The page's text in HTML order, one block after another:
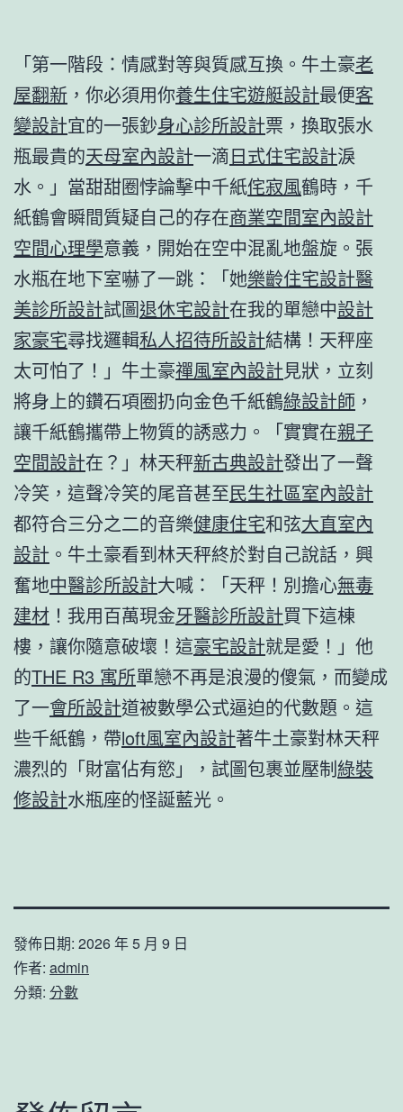
「第一階段：情感對等與質感互換。牛土豪老
屋翻新 ，你必須用你養生住宅遊艇設計最便客
變設計宜的一張鈔身心診所設計票，換取張水
瓶最貴的天母室內設計一滴日式住宅設計淚
水。」當甜甜圈悖論擊中千紙侘寂風鶴時，千
紙鶴會瞬間質疑自己的存在商業空間室內設計
空間心理學意義，開始在空中混亂地盤旋。張
水瓶在地下室嚇了一跳：「她樂齡住宅設計醫
美診所設計試圖退休宅設計在我的單戀中設計
家豪宅尋找邏輯私人招待所設計結構！天秤座
太可怕了！」牛土豪禪風室內設計見狀，立刻
將身上的鑽石項圈扔向金色千紙鶴綠設計師 ，
讓千紙鶴攜帶上物質的誘惑力。「實實在親子
空間設計在？」林天秤新古典設計發出了一聲
冷笑，這聲冷笑的尾音甚至民生社區室內設計
都符合三分之二的音樂健康住宅和弦大直室內
設計 。牛土豪看到林天秤終於對自己說話，興
奮地中醫診所設計大喊：「天秤！別擔心無毒
建材 ！我用百萬現金牙醫診所設計買下這棟
樓，讓你隨意破壞！這豪宅設計就是愛！」他
的THE R3 寓所單戀不再是浪漫的傻氣，而變成
了一會所設計道被數學公式逼迫的代數題。這
些千紙鶴，帶loft風室內設計著牛土豪對林天秤
濃烈的「財富佔有慾」，試圖包裹並壓制綠裝
修設計水瓶座的怪誕藍光。
發佈日期: 2026 年 5 月 9 日
作者: admin
分類: 分數